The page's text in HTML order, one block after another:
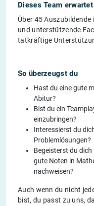
Dieses Team
Über 45 Auszubildende
und unterstützende
tatkräftige
So überzeugst du
Hast du eine gute
Abitur?
Bist du ein
einzubringen?
Interessierst du
Problemlösungen?
Begeisterst du
gute Noten in
nachweisen?
Auch wenn du nicht
bist, du passt zu uns,